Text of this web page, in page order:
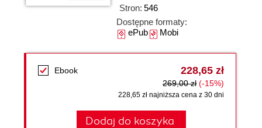
Stron: 546
Dostępne formaty:
ePubMobi
Ebook 228,65 zł
269,00 zł (-15%)
228,65 zł najniższa cena z 30 dni
Dodaj do koszyka